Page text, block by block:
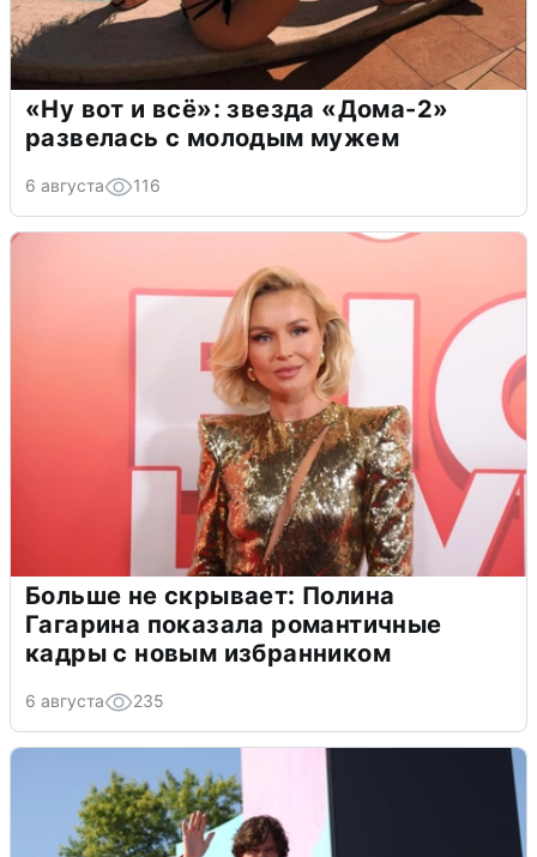
«Ну вот и всё»: звезда «Дома-2»
развелась с молодым мужем
6 августа 116
Больше не скрывает: Полина
Гагарина показала романтичные
кадры с новым избранником
6 августа 235